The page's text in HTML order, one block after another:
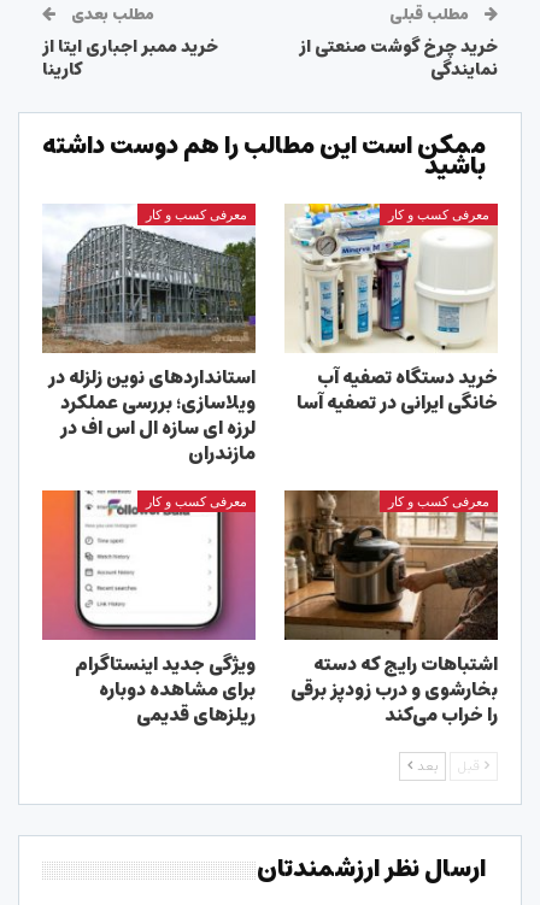
مطلب قبلی
خرید چرخ گوشت صنعتی از
نمایندگی
مطلب بعدی
خرید ممبر اجباری ایتا از
کارینا
ممکن است این مطالب را هم دوست داشته
باشید
معرفی کسب و کار
خرید دستگاه تصفیه آب
خانگی ایرانی در تصفیه آسا
معرفی کسب و کار
استانداردهای نوین زلزله در
ویلاسازی؛ بررسی عملکرد
لرزه ای سازه ال اس اف در
مازندران
معرفی کسب و کار
اشتباهات رایج که دسته
بخارشوی و درب زودپز برقی
را خراب می‌کند
معرفی کسب و کار
ویژگی جدید اینستاگرام
برای مشاهده دوباره
ریلزهای قدیمی
قبل بعد
ارسال نظر ارزشمندتان